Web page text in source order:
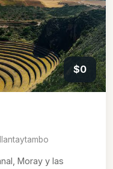
$0
Moray y las